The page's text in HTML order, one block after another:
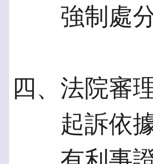
強制處分
四、法院審
起訴依據-